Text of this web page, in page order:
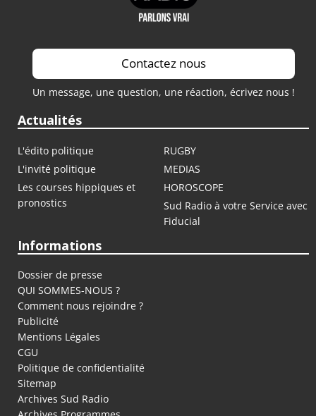
Contactez nous
Un message, une question, une réaction, écrivez nous !
Actualités
L'édito politique
RUGBY
L'invité politique
MEDIAS
Les courses hippiques et
pronostics
HOROSCOPE
Sud Radio à votre Service avec
Fiducial
Informations
Dossier de presse
QUI SOMMES-NOUS ?
Comment nous rejoindre ?
Publicité
Mentions Légales
CGU
Politique de confidentialité
Sitemap
Archives Sud Radio